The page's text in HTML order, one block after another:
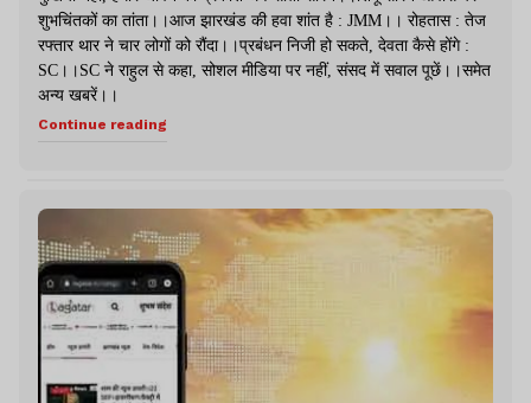
शुभचिंतकों का तांता।।आज झारखंड की हवा शांत है : JMM।। रोहतास : तेज
रफ्तार थार ने चार लोगों को रौंदा।।प्रबंधन निजी हो सकते, देवता कैसे होंगे :
SC।।SC ने राहुल से कहा, सोशल मीडिया पर नहीं, संसद में सवाल पूछें।।समेत
अन्य खबरें।।
Continue reading